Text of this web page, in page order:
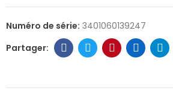
Numéro de série: 3401060139247